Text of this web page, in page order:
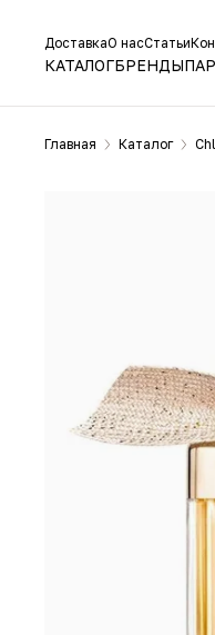
ДоставкаО насСтатьи
КАТАЛОГБРЕНДЫ
Главная Каталог